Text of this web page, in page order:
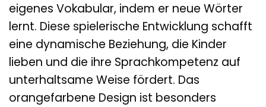
eigenes Vokabular, indem er neue Wörter
lernt. Diese spielerische Entwicklung schafft
eine dynamische Beziehung, die Kinder
lieben und die ihre Sprachkompetenz auf
unterhaltsame Weise fördert. Das
orangefarbene Design ist besonders